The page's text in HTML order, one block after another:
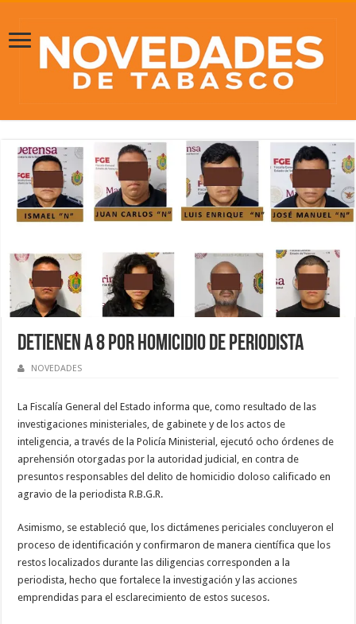
Detienen a 8 por homicidio de periodista
NOVEDADES
La Fiscalía General del Estado informa que, como resultado de las
investigaciones ministeriales, de gabinete y de los actos de
inteligencia, a través de la Policía Ministerial, ejecutó ocho órdenes de
aprehensión otorgadas por la autoridad judicial, en contra de
presuntos responsables del delito de homicidio doloso calificado en
agravio de la periodista R.B.G.R.
Asimismo, se estableció que, los dictámenes periciales concluyeron el
proceso de identificación y confirmaron de manera científica que los
restos localizados durante las diligencias corresponden a la
periodista, hecho que fortalece la investigación y las acciones
emprendidas para el esclarecimiento de estos sucesos.